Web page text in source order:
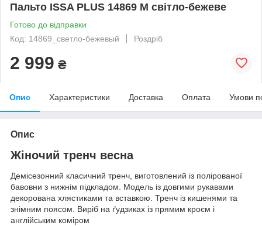
Пальто ISSA PLUS 14869 M світло-бежеве
Готово до відправки
Код: 14869_светло-бежевый
Роздріб
2 999 ₴
Опис Характеристики Доставка Оплата Умови
Опис
Жіночий тренч весна
Демісезонний класичний тренч, виготовлений із полірованої
бавовни з нижнім підкладом. Модель із довгими рукавами
декорована хлястиками та вставкою. Тренч із кишенями та
знімним поясом. Виріб на ґудзиках із прямим кроєм і
англійським коміром